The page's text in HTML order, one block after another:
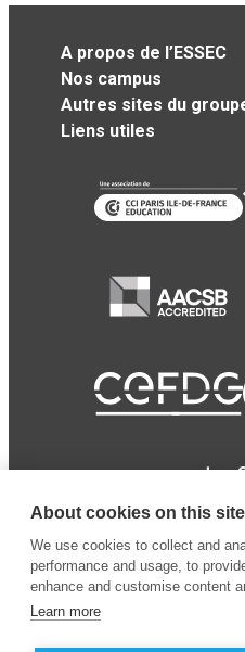
A propos de l’ESSEC
Nos campus
Autres sites du
Liens utiles
About cookies on this site
We use cookies to collect and
performance and usage, to
enhance and customise content
Learn more